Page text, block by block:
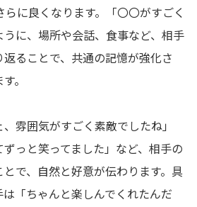
らに良くなります。「〇〇がすごく
に、場所や会話、食事など、相手
ることで、共通の記憶が強化さ
。
雰囲気がすごく素敵でしたね」
ずっと笑ってました」など、相手の
で、自然と好意が伝わります。具
「ちゃんと楽しんでくれたんだ